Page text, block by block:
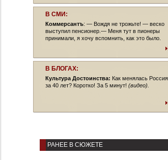
В СМИ:
Коммерсантъ: — Вождя не трожьте! — веско
выступил пенсионер.— Меня тут в пионеры
принимали, я хочу вспомнить, как это было.
В БЛОГАХ:
Культура Достоинства: Как менялась Россия
за 40 лет? Коротко! За 5 минут! (видео).
РАНЕЕ В СЮЖЕТЕ